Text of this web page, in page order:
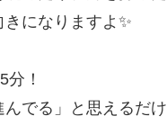
になりますよ✨
！
んでる」と思えるだ